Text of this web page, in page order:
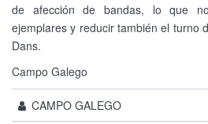
de afección de bandas, lo que
ejemplares y reducir también el turno
Dans.
Campo Galego
CAMPO GALEGO